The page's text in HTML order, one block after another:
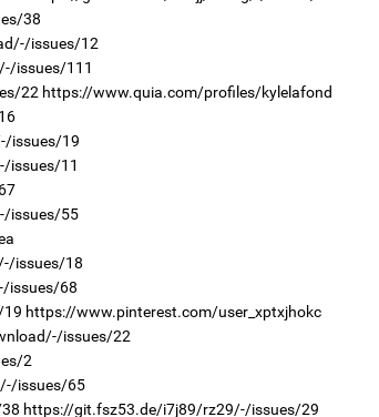
38
issues/12
issues/111
22 https://www.quia.com/profiles/kylelafond
issues/19
issues/11
issues/55
issues/18
issues/68
https://www.pinterest.com/user_xptxjhokc
issues/22
2
issues/65
https://git.fsz53.de/i7j89/rz29/-/issues/29